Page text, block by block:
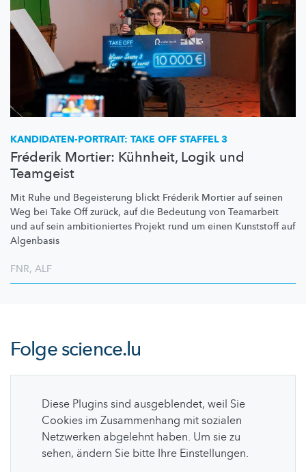
KANDIDATEN-PORTRAIT: TAKE OFF STAFFEL 3
Fréderik Mortier: Kühnheit, Logik und
Teamgeist
Mit Ruhe und Begeisterung blickt Fréderik Mortier auf seinen
Weg bei Take Off zurück, auf die Bedeutung von Teamarbeit
und auf sein ambitioniertes Projekt rund um einen Kunststoff auf
Algenbasis
FNR, ALF
Folgescience.lu
Diese Plugins sind ausgeblendet, weil Sie
Cookies im Zusammenhang mit sozialen
Netzwerken abgelehnt haben. Um sie zu
sehen, ändern Sie bitte Ihre Einstellungen.